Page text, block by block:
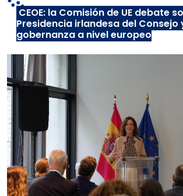
CEOE: la Comisión de UE debate
Presidencia irlandesa del Consejo
gobernanza a nivel europeo